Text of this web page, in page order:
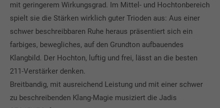
mit geringerem Wirkungsgrad. Im Mittel- und Hochtonbereich
spielt sie die Stärken wirklich guter Trioden aus: Aus einer
schwer beschreibbaren Ruhe heraus präsentiert sich ein
farbiges, bewegliches, auf den Grundton aufbauendes
Klangbild. Der Hochton, luftig und frei, lässt an die besten
211-Verstärker denken.
Breitbandig, mit ausreichend Leistung und mit einer schwer
zu beschreibenden Klang-Magie musiziert die Jadis